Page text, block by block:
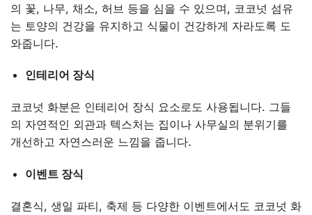
의 꽃, 나무, 채소, 허브 등을 심을 수 있으며, 코코넛 섬유
는 토양의 건강을 유지하고 식물이 건강하게 자라도록 도
와줍니다.
인테리어 장식
코코넛 화분은 인테리어 장식 요소로도 사용됩니다. 그들
의 자연적인 외관과 텍스처는 집이나 사무실의 분위기를
개선하고 자연스러운 느낌을 줍니다.
이벤트 장식
결혼식, 생일 파티, 축제 등 다양한 이벤트에서도 코코넛 화